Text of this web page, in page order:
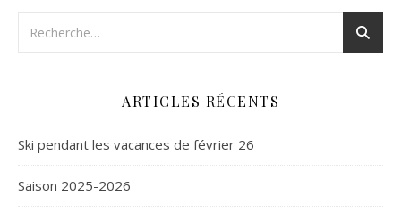
ARTICLES RÉCENTS
Ski pendant les vacances de février 26
Saison 2025-2026